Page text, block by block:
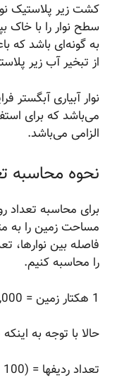
کشت زیر پلاستیک
سطح نوار را با خاک
به گونه‌ای باشد که
از تبخیر آب زیر
نوار آبیاری آبگستر
می‌باشد که برای
الزامی می‌باشد.
نحوه محاسبه
برای محاسبه تعداد رول
مساحت زمین را به
فاصله بین نوارها،
را محاسبه کنیم.
حالا با توجه به اینکه فاصله
تعداد ردیفها = (100 متر / 0.5 متر) = 200 ردیف